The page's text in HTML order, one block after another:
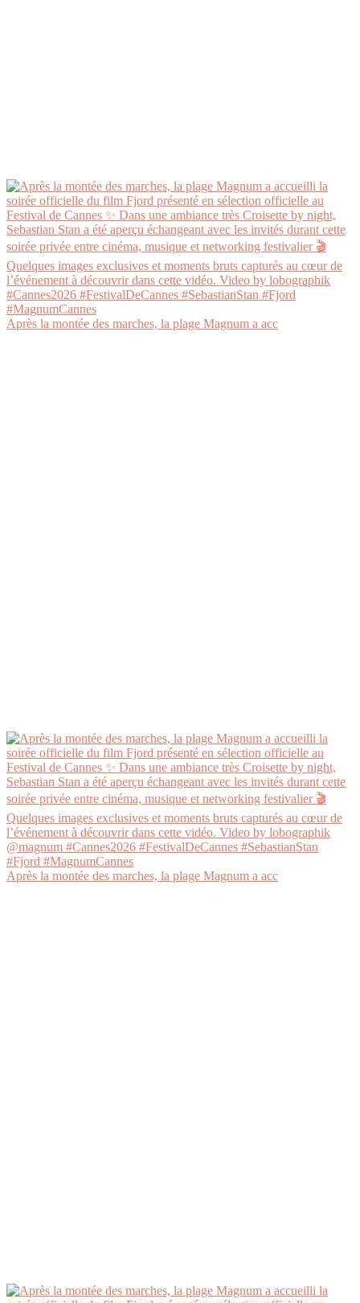
Après la montée des marches, la plage Magnum a acc
Après la montée des marches, la plage Magnum a acc